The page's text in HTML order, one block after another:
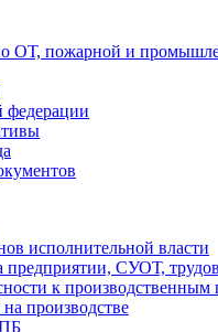
ОТ, пожарной и
исполнительной власти
предприятии, СУОТ,
к производственным
производстве